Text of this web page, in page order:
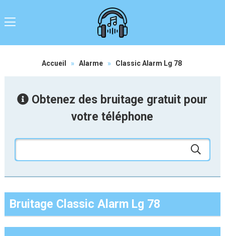
Accueil » Alarme » Classic Alarm Lg 78
Obtenez des bruitage gratuit pour
votre téléphone
Bruitage Classic Alarm Lg 78